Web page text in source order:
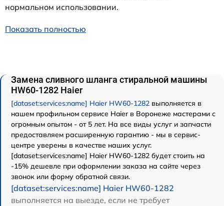
нормальном использовании.
Показать полностью
Замена сливного шланга стиральной машины
HW60-1282 Haier
[dataset:services:name] Haier HW60-1282 выполняется в
нашем профильном сервисе Haier в Воронеже мастерами с
огромным опытом - от 5 лет. На все виды услуг и запчасти
предоставляем расширенную гарантию - мы в сервис-
центре уверены в качестве наших услуг.
[dataset:services:name] Haier HW60-1282 будет стоить на
-15% дешевле при оформлении заказа на сайте через
звонок или форму обратной связи.
[dataset:services:name] Haier HW60-1282
выполняется на выезде, если не требует